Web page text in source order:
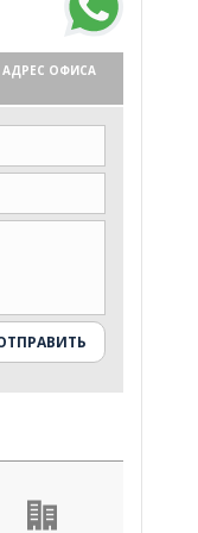
АДРЕС ОФИСА